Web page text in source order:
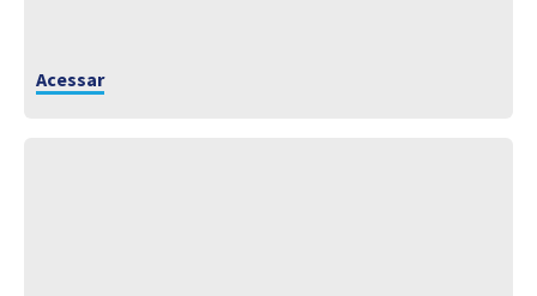
Acessar